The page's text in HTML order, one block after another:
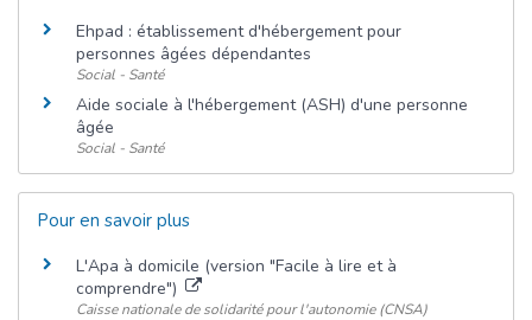
Ehpad : établissement d'hébergement pour
personnes âgées dépendantes
Social - Santé
Aide sociale à l'hébergement (ASH) d'une personne
âgée
Social - Santé
Pour en savoir plus
L'Apa à domicile (version "Facile à lire et à
comprendre")
Caisse nationale de solidarité pour l'autonomie (CNSA)